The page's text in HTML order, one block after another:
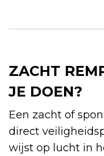
ZACHT
JE DOEN?
Een zacht of
direct
wijst op lucht in